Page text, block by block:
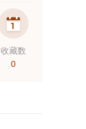
收藏数
0